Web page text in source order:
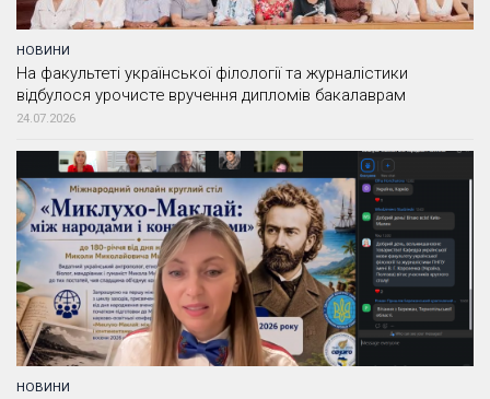
НОВИНИ
На факультеті української філології та журналістики
відбулося урочисте вручення дипломів бакалаврам
24.07.2026
НОВИНИ